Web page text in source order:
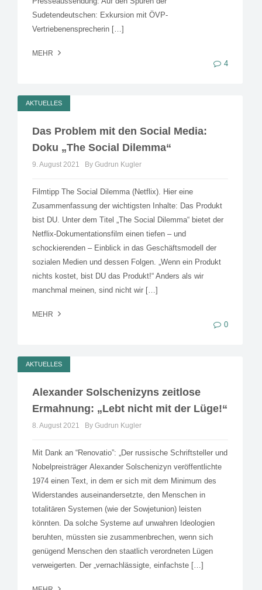
Sudetendeutschen: Exkursion mit ÖVP-
Vertriebenensprecherin […]
MEHR
4
AKTUELLES
Das Problem mit den Social Media:
Doku „The Social Dilemma“
9. August 2021 By Gudrun Kugler
Filmtipp The Social Dilemma (Netflix). Hier eine
Zusammenfassung der wichtigsten Inhalte: Das Produkt
bist DU. Unter dem Titel „The Social Dilemma“ bietet der
Netflix-Dokumentationsfilm einen tiefen – und
schockierenden – Einblick in das Geschäftsmodell der
sozialen Medien und dessen Folgen. „Wenn ein Produkt
nichts kostet, bist DU das Produkt!“ Anders als wir
manchmal meinen, sind nicht wir […]
MEHR
0
AKTUELLES
Alexander Solschenizyns zeitlose
Ermahnung: „Lebt nicht mit der Lüge!“
8. August 2021 By Gudrun Kugler
Mit Dank an “Renovatio”: „Der russische Schriftsteller und
Nobelpreisträger Alexander Solschenizyn veröffentlichte
1974 einen Text, in dem er sich mit dem Minimum des
Widerstandes auseinandersetzte, den Menschen in
totalitären Systemen (wie der Sowjetunion) leisten
könnten. Da solche Systeme auf unwahren Ideologien
beruhten, müssten sie zusammenbrechen, wenn sich
genügend Menschen den staatlich verordneten Lügen
verweigerten. Der „vernachlässigte, einfachste […]